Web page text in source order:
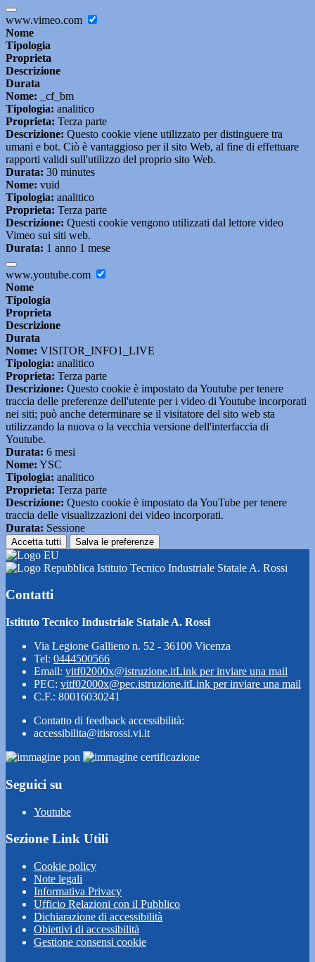
www.vimeo.com
Nome
Tipologia
Proprieta
Descrizione
Durata
Nome: _cf_bm
Tipologia: analitico
Proprieta: Terza parte
Descrizione: Questo cookie viene utilizzato per distinguere tra
umani e bot. Ciò è vantaggioso per il sito Web, al fine di effettuare
rapporti validi sull'utilizzo del proprio sito Web.
Durata: 30 minutes
Nome: vuid
Tipologia: analitico
Proprieta: Terza parte
Descrizione: Questi cookie vengono utilizzati dal lettore video
Vimeo sui siti web.
Durata: 1 anno 1 mese
www.youtube.com
Nome
Tipologia
Proprieta
Descrizione
Durata
Nome: VISITOR_INFO1_LIVE
Tipologia: analitico
Proprieta: Terza parte
Descrizione: Questo cookie è impostato da Youtube per tenere
traccia delle preferenze dell'utente per i video di Youtube incorporati
nei siti; può anche determinare se il visitatore del sito web sta
utilizzando la nuova o la vecchia versione dell'interfaccia di
Youtube.
Durata: 6 mesi
Nome: YSC
Tipologia: analitico
Proprieta: Terza parte
Descrizione: Questo cookie è impostato da YouTube per tenere
traccia delle visualizzazioni dei video incorporati.
Durata: Sessione
Accetta tutti Salva le preferenze
Istituto Tecnico Industriale Statale A. Rossi
Contatti
Istituto Tecnico Industriale Statale A. Rossi
Via Legione Gallieno n. 52 - 36100 Vicenza
Tel: 0444500566
Email: vitf02000x@istruzione.itLink per inviare una mail
PEC: vitf02000x@pec.istruzione.itLink per inviare una mail
C.F.: 80016030241
Contatto di feedback accessibilità:
accessibilita@itisrossi.vi.it
Seguici su
Youtube
Sezione Link Utili
Cookie policy
Note legali
Informativa Privacy
Ufficio Relazioni con il Pubblico
Dichiarazione di accessibilità
Obiettivi di accessibilità
Gestione consensi cookie